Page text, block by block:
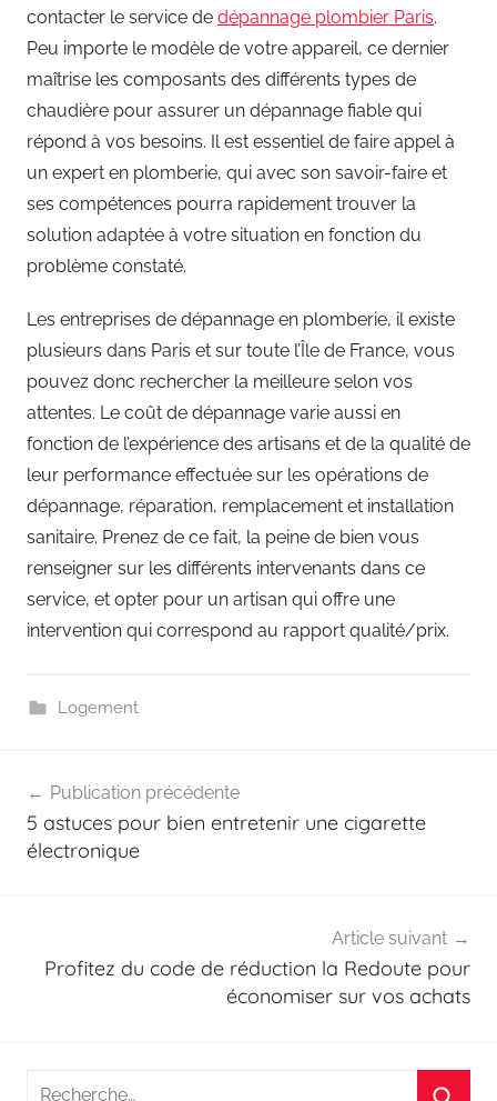
contacter le service de dépannage plombier Paris.
Peu importe le modèle de votre appareil, ce dernier
maîtrise les composants des différents types de
chaudière pour assurer un dépannage fiable qui
répond à vos besoins. Il est essentiel de faire appel à
un expert en plomberie, qui avec son savoir-faire et
ses compétences pourra rapidement trouver la
solution adaptée à votre situation en fonction du
problème constaté.
Les entreprises de dépannage en plomberie, il existe
plusieurs dans Paris et sur toute l’Île de France, vous
pouvez donc rechercher la meilleure selon vos
attentes. Le coût de dépannage varie aussi en
fonction de l’expérience des artisans et de la qualité de
leur performance effectuée sur les opérations de
dépannage, réparation, remplacement et installation
sanitaire. Prenez de ce fait, la peine de bien vous
renseigner sur les différents intervenants dans ce
service, et opter pour un artisan qui offre une
intervention qui correspond au rapport qualité/prix.
Logement
de
l’article
Publication précédente
5 astuces pour bien entretenir une cigarette
électronique
Article suivant
Profitez du code de réduction la Redoute pour
économiser sur vos achats
Recherche